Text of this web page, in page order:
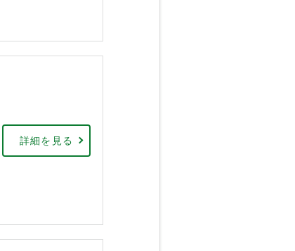
詳細を見る